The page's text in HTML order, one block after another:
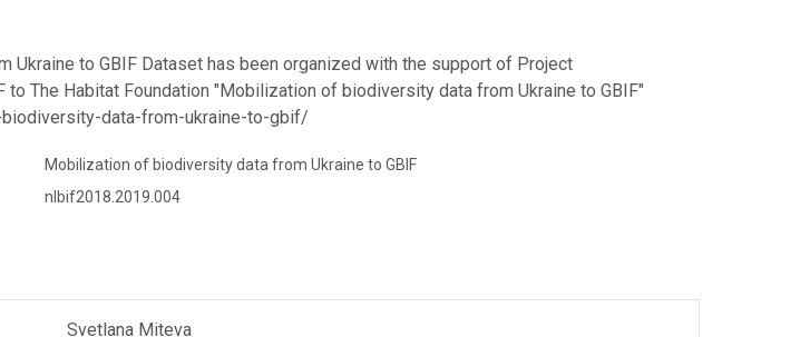
Ukraine to GBIF Dataset has been organized with the support of Project
The Habitat Foundation "Mobilization of biodiversity data from Ukraine to GBIF"
data-from-ukraine-to-gbif/
Mobilization of biodiversity data from Ukraine to GBIF
nlbif2018.2019.004
Svetlana Miteva